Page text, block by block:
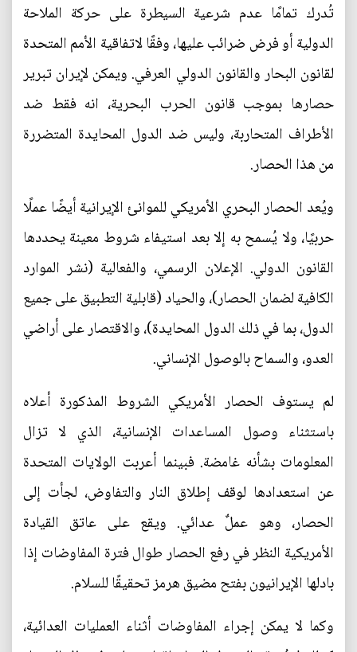
تُدرك تمامًا عدم شرعية السيطرة على حركة الملاحة
الدولية أو فرض ضرائب عليها، وفقًا لاتفاقية الأمم المتحدة
لقانون البحار والقانون الدولي العرفي. ويمكن لإيران تبرير
حصارها بموجب قانون الحرب البحرية، انه فقط ضد
الأطراف المتحاربة، وليس ضد الدول المحايدة المتضررة
من هذا الحصار.
ويُعد الحصار البحري الأمريكي للموانئ الإيرانية أيضًا عملًا
حربيًا، ولا يُسمح به إلا بعد استيفاء شروط معينة يحددها
القانون الدولي. الإعلان الرسمي، والفعالية (نشر الموارد
الكافية لضمان الحصار)، والحياد (قابلية التطبيق على جميع
الدول، بما في ذلك الدول المحايدة)، والاقتصار على أراضي
العدو، والسماح بالوصول الإنساني.
لم يستوف الحصار الأمريكي الشروط المذكورة أعلاه
باستثناء وصول المساعدات الإنسانية، الذي لا تزال
المعلومات بشأنه غامضة. فبينما أعربت الولايات المتحدة
عن استعدادها لوقف إطلاق النار والتفاوض، لجأت إلى
الحصار، وهو عملٌ عدائي. ويقع على عاتق القيادة
الأمريكية النظر في رفع الحصار طوال فترة المفاوضات إذا
بادلها الإيرانيون بفتح مضيق هرمز تحقيقًا للسلام.
وكما لا يمكن إجراء المفاوضات أثناء العمليات العدائية،